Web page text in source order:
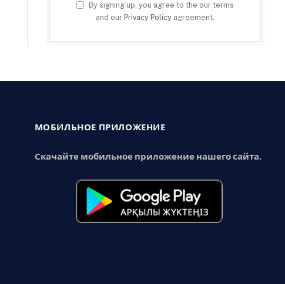
By signing up, you agree to the our terms
and our Privacy Policy agreement.
МОБИЛЬНОЕ ПРИЛОЖЕНИЕ
Скачайте мобильное приложение нашего сайта.